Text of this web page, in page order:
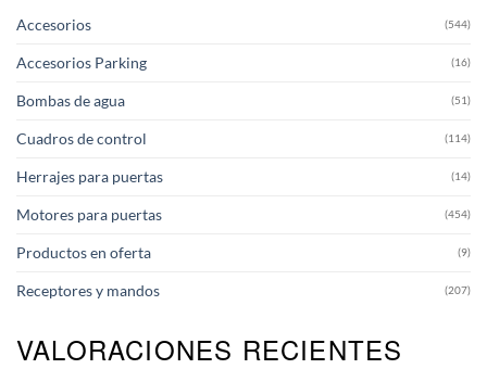
Accesorios (544)
Accesorios Parking (16)
Bombas de agua (51)
Cuadros de control (114)
Herrajes para puertas (14)
Motores para puertas (454)
Productos en oferta (9)
Receptores y mandos (207)
VALORACIONES RECIENTES